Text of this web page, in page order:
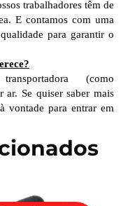
trabalhadores têm de
E contamos com uma
para garantir o
(como
Se quiser saber mais
vontade para entrar em